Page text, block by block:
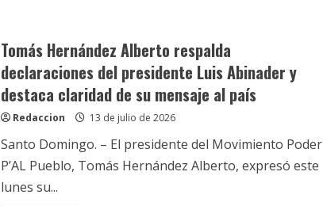
felicita
al
Dr.
Julio
César
Landrón
por
los
resultados
alcanzados
en
el
Tomás Hernández Alberto respalda
declaraciones del presidente Luis Abinader y
destaca claridad de su mensaje al país
Redaccion 13 de julio de 2026
Santo Domingo. – El presidente del Movimiento Poder
P’AL Pueblo, Tomás Hernández Alberto, expresó este
lunes su...